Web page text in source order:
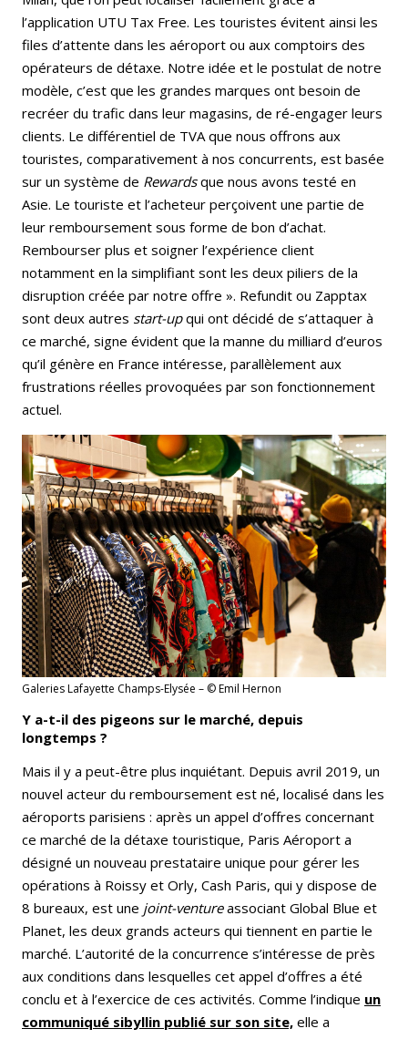
l’application UTU Tax Free. Les touristes évitent ainsi les
files d’attente dans les aéroport ou aux comptoirs des
opérateurs de détaxe. Notre idée et le postulat de notre
modèle, c’est que les grandes marques ont besoin de
recréer du trafic dans leur magasins, de ré-engager leurs
clients. Le différentiel de TVA que nous offrons aux
touristes, comparativement à nos concurrents, est basée
sur un système de Rewardsque nous avons testé en
Asie. Le touriste et l’acheteur perçoivent une partie de
leur remboursement sous forme de bon d’achat.
Rembourser plus et soigner l’expérience client
notamment en la simplifiant sont les deux piliers de la
disruption créée par notre offre ». Refundit ou Zapptax
sont deux autres start-upqui ont décidé de s’attaquer à
ce marché, signe évident que la manne du milliard d’euros
qu’il génère en France intéresse, parallèlement aux
frustrations réelles provoquées par son fonctionnement
actuel.
Galeries Lafayette Champs-Elysée – © Emil Hernon
Y a-t-il des pigeons sur le marché, depuis
longtemps ?
Mais il y a peut-être plus inquiétant. Depuis avril 2019, un
nouvel acteur du remboursement est né, localisé dans les
aéroports parisiens : après un appel d’offres concernant
ce marché de la détaxe touristique, Paris Aéroport a
désigné un nouveau prestataire unique pour gérer les
opérations à Roissy et Orly, Cash Paris, qui y dispose de
8 bureaux, est une joint-ventureassociant Global Blue et
Planet, les deux grands acteurs qui tiennent en partie le
marché. L’autorité de la concurrence s’intéresse de près
aux conditions dans lesquelles cet appel d’offres a été
conclu et à l’exercice de ces activités. Comme l’indique un
communiqué sibyllin publié sur son site, elle a